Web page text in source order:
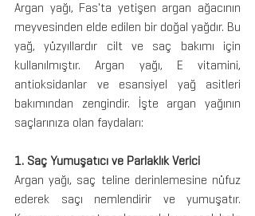
Argan yağı, Fas'ta yetişen argan ağacının
meyvesinden elde edilen bir doğal yağdır. Bu
yağ, yüzyıllardır cilt ve saç bakımı için
kullanılmıştır. Argan yağı, E vitamini,
antioksidanlar ve esansiyel yağ asitleri
bakımından zengindir. İşte argan yağının
saçlarınıza olan faydaları:
1. Saç Yumuşatıcı ve Parlaklık Verici
Argan yağı, saç teline derinlemesine nüfuz
ederek saçı nemlendirir ve yumuşatır.